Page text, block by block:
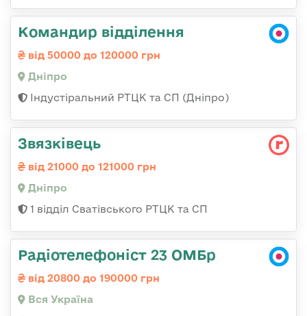
Командир відділення
від 50000 до 120000 грн
Дніпро
Індустіральний РТЦК та СП (Дніпро)
Звязківець
від 21000 до 121000 грн
Дніпро
1 відділ Сватівського РТЦК та СП
Радіотелефоніст 23 ОМБр
від 20800 до 190000 грн
Вся Україна